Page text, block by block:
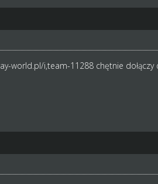
world.pl/i,team-11288chętnie dołączy